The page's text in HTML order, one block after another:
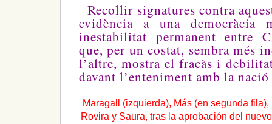
Recollir signatures contra
evidència a una
inestabilitat permanent entre
que, per un costat, sembra més
l’altre, mostra el fracàs i
davant l’enteniment amb la nació
Maragall (izquierda), Más (en segunda
Rovira y Saura, tras la aprobación del